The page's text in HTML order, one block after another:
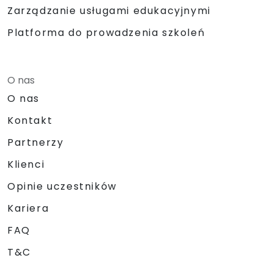
Zarządzanie usługami edukacyjnymi
Platforma do prowadzenia szkoleń
O nas
O nas
Kontakt
Partnerzy
Klienci
Opinie uczestników
Kariera
FAQ
T&C